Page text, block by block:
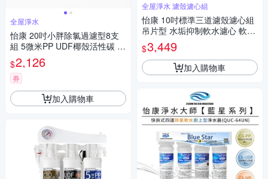
全屋淨水
怡康 20吋小胖除氯過濾型8支
組 5微米PP UDF椰殼活性碳 全
屋淨水
$2,126
券
加入購物車
全屋淨水 濾殼濾心組
怡康 10吋標準三道濾殼濾心組
吊片型 水垢抑制軟水濾心 軟水
超濾型 全屋淨水
$3,449
加入購物車